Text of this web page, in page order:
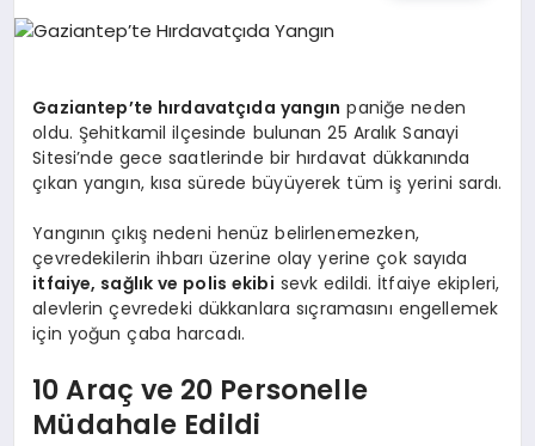
SPOR
SIYASET
Gaziantep’te hırdavatçıda yangın paniğe neden
oldu. Şehitkamil ilçesinde bulunan 25 Aralık Sanayi
Sitesi’nde gece saatlerinde bir hırdavat dükkanında
çıkan yangın, kısa sürede büyüyerek tüm iş yerini sardı.
Yangının çıkış nedeni henüz belirlenemezken,
çevredekilerin ihbarı üzerine olay yerine çok sayıda
itfaiye, sağlık ve polis ekibi sevk edildi. İtfaiye ekipleri,
alevlerin çevredeki dükkanlara sıçramasını engellemek
için yoğun çaba harcadı.
10 Araç ve 20 Personelle
Müdahale Edildi